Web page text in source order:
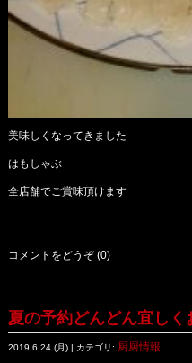
美味しくなってきました
はもしゃぶ
全店舗でご賞味頂けます
コメントをどうぞ (0)
夏の予約どんどん宜しく
2019.6.24 (月) | カテゴリ: 厨厨情報